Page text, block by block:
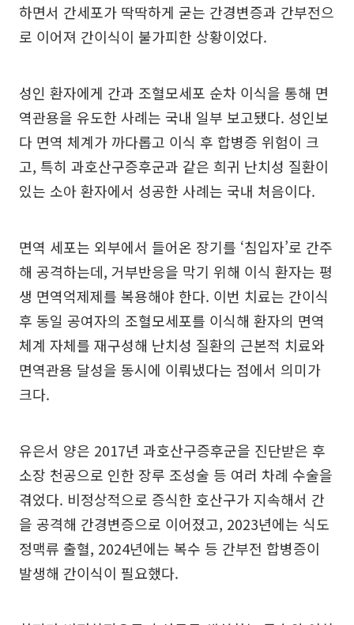
하면서 간세포가 딱딱하게 굳는 간경변증과 간부전으
로 이어져 간이식이 불가피한 상황이었다.
성인 환자에게 간과 조혈모세포 순차 이식을 통해 면
역관용을 유도한 사례는 국내 일부 보고됐다. 성인보
다 면역 체계가 까다롭고 이식 후 합병증 위험이 크
고, 특히 과호산구증후군과 같은 희귀 난치성 질환이
있는 소아 환자에서 성공한 사례는 국내 처음이다.
면역 세포는 외부에서 들어온 장기를 ‘침입자’로 간주
해 공격하는데, 거부반응을 막기 위해 이식 환자는 평
생 면역억제제를 복용해야 한다. 이번 치료는 간이식
후 동일 공여자의 조혈모세포를 이식해 환자의 면역
체계 자체를 재구성해 난치성 질환의 근본적 치료와
면역관용 달성을 동시에 이뤄냈다는 점에서 의미가
크다.
유은서 양은 2017년 과호산구증후군을 진단받은 후
소장 천공으로 인한 장루 조성술 등 여러 차례 수술을
겪었다. 비정상적으로 증식한 호산구가 지속해서 간
을 공격해 간경변증으로 이어졌고, 2023년에는 식도
정맥류 출혈, 2024년에는 복수 등 간부전 합병증이
발생해 간이식이 필요했다.